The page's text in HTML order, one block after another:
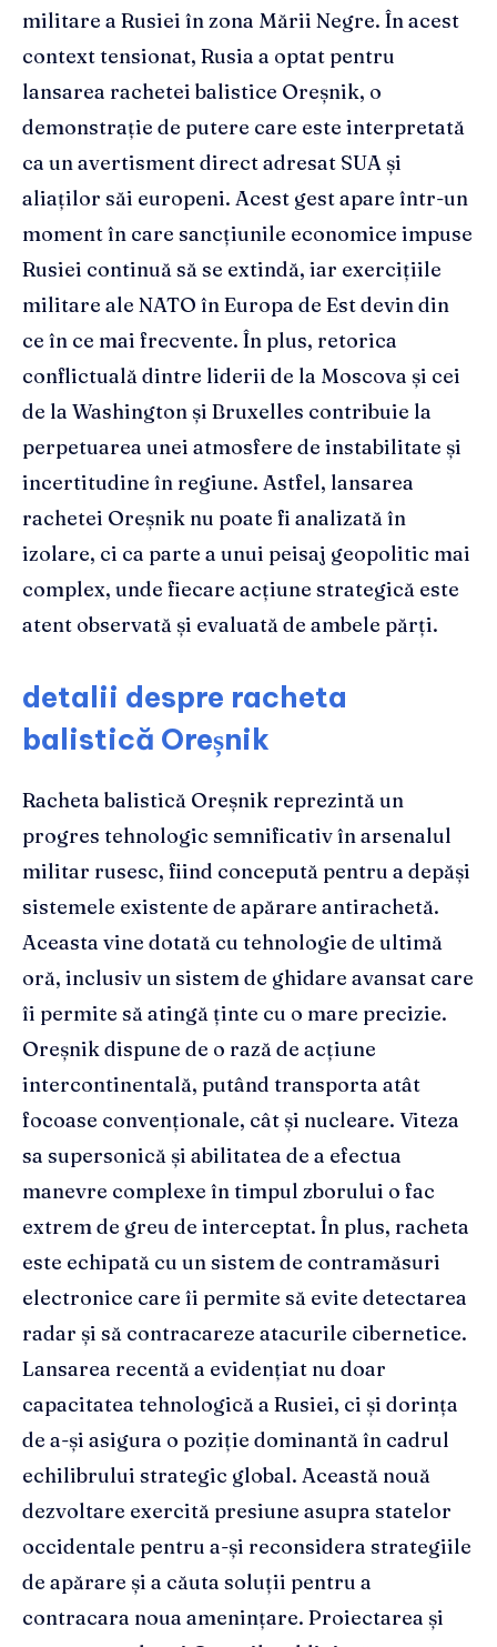
militare a Rusiei în zona Mării Negre. În acest
context tensionat, Rusia a optat pentru
lansarea rachetei balistice Oreșnik, o
demonstrație de putere care este interpretată
ca un avertisment direct adresat SUA și
aliaților săi europeni. Acest gest apare într-un
moment în care sancțiunile economice impuse
Rusiei continuă să se extindă, iar exercițiile
militare ale NATO în Europa de Est devin din
ce în ce mai frecvente. În plus, retorica
conflictuală dintre liderii de la Moscova și cei
de la Washington și Bruxelles contribuie la
perpetuarea unei atmosfere de instabilitate și
incertitudine în regiune. Astfel, lansarea
rachetei Oreșnik nu poate fi analizată în
izolare, ci ca parte a unui peisaj geopolitic mai
complex, unde fiecare acțiune strategică este
atent observată și evaluată de ambele părți.
detalii despre racheta
balistică Oreșnik
Racheta balistică Oreșnik reprezintă un
progres tehnologic semnificativ în arsenalul
militar rusesc, fiind concepută pentru a depăși
sistemele existente de apărare antirachetă.
Aceasta vine dotată cu tehnologie de ultimă
oră, inclusiv un sistem de ghidare avansat care
îi permite să atingă ținte cu o mare precizie.
Oreșnik dispune de o rază de acțiune
intercontinentală, putând transporta atât
focoase convenționale, cât și nucleare. Viteza
sa supersonică și abilitatea de a efectua
manevre complexe în timpul zborului o fac
extrem de greu de interceptat. În plus, racheta
este echipată cu un sistem de contramăsuri
electronice care îi permite să evite detectarea
radar și să contracareze atacurile cibernetice.
Lansarea recentă a evidențiat nu doar
capacitatea tehnologică a Rusiei, ci și dorința
de a-și asigura o poziție dominantă în cadrul
echilibrului strategic global. Această nouă
dezvoltare exercită presiune asupra statelor
occidentale pentru a-și reconsidera strategiile
de apărare și a căuta soluții pentru a
contracara noua amenințare. Proiectarea și